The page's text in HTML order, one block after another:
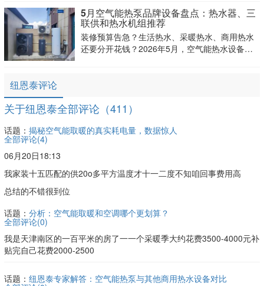
能的优势，强势登顶装修清单C位。2026空气能
口碑榜正式揭晓，其中榜首纽恩泰空气能，是
2026年备受关注的空气能
5月空气能热泵品牌设备盘点：热水器、三
联供和热水机组推荐
装修预算告急？生活热水、采暖热水、商用热水
还要分开花钱？2026年5月，空气能热水设备市
纽恩泰评论
关于纽恩泰全部评论（411）
话题： 揭秘空气能取暖的真实耗电量，数据惊人
全部评论(4)
06月20日18:13
我家装十五匹配的供20o多平方温度才十一二度不知咱回事费用高
总结的不错很到位
话题： 分析：空气能取暖和空调哪个更划算？
全部评论(0)
我是天津南区的一百平米的房了一一个采暖季大约花费3500-4000元补
贴完自己花费2000-2500
话题： 纽恩泰专家解答：空气能热泵与其他商用热水设备对比